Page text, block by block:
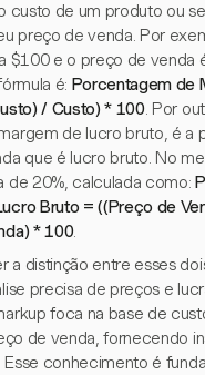
custo de um produto ou
preço de venda. Por
$100 e o preço de venda
é: Porcentagem de
/ Custo) * 100. Por
de lucro bruto, é a
que é lucro bruto. No
de 20%, calculada como:
Bruto = ((Preço de
* 100.
a distinção entre esses
precisa de preços e
foca na base de
de venda, fornecendo
Esse conhecimento é